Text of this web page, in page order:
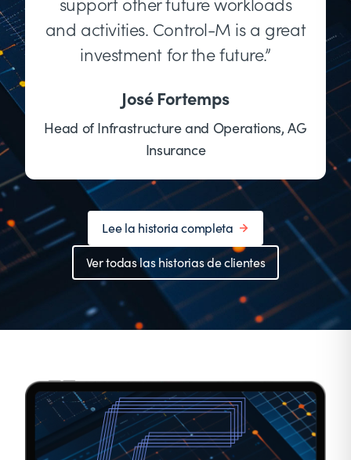
and activities. Control-M is a great
investment for the future.”
José Fortemps
Head of Infrastructure and Operations, AG
Insurance
Lee la historia completa
Ver todas las historias de clientes